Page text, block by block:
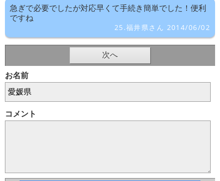
急ぎで必要でしたが対応早くて手続き簡単でした！便利
ですね
25.福井県さん 2014/06/02
次へ
お名前
コメント